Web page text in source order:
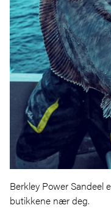
Berkley Power Sandeel
butikkene nær deg.